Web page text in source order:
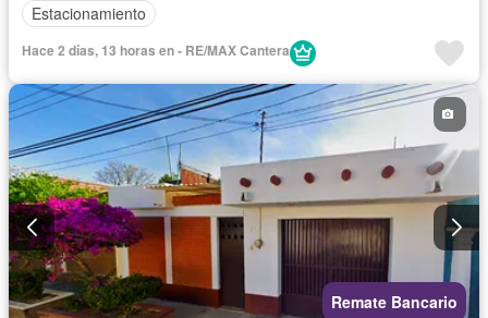
Estacionamiento
Hace 2 días, 13 horas en - RE/MAX Cantera
Remate Bancario